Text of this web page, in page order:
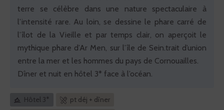
terre se célèbre dans une nature spectaculaire à
l’intensité rare. Au loin, se dessine le phare carré de
l’îlot de la Vieille et par temps clair, on aperçoit le
mythique phare d’Ar Men, sur l’île de Sein.trait d’union
entre la mer et les hommes du pays de Cornouailles.
Dîner et nuit en hôtel 3* face à l’océan.
Hôtel 3*
pt déj + dîner